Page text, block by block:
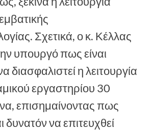
Σχετικά, ο κ. Κέλλας
υπουργό πως είναι
διασφαλιστεί η λειτουργία
εργαστηρίου 30
επισημαίνοντας πως
δυνατόν να επιτευχθεί